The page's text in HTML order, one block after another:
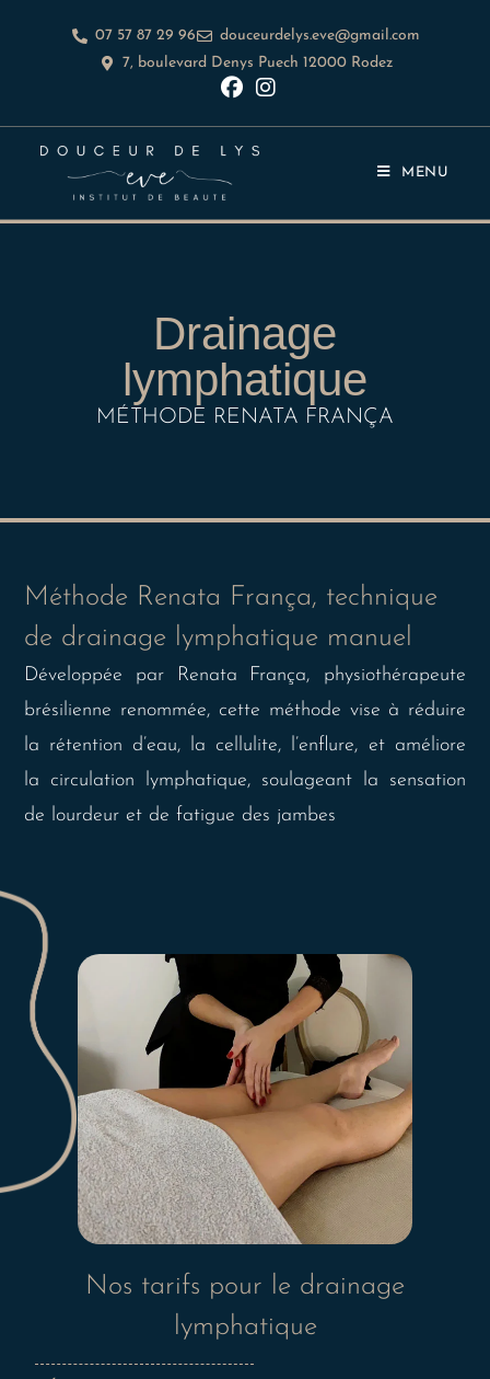
07 57 87 29 96
douceurdelys.eve@gmail.com
7, boulevard Denys Puech 12000 Rodez
MENU
Drainage
lymphatique
MÉTHODE RENATA FRANÇA
Méthode Renata França, technique
de drainage lymphatique manuel
Développée par Renata França, physiothérapeute
brésilienne renommée, cette méthode vise à réduire
la rétention d’eau, la cellulite, l’enflure, et améliore
la circulation lymphatique, soulageant la sensation
de lourdeur et de fatigue des jambes
Nos tarifs pour le drainage
lymphatique